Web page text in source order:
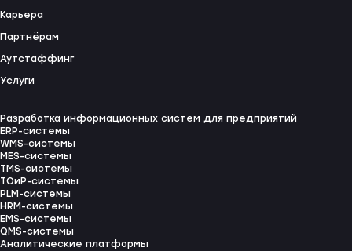
Карьера
Партнёрам
Аутстаффинг
Услуги
Разработка информационных систем для предприятий
ERP-системы
WMS-системы
MES-системы
TMS-системы
ТОиР-системы
PLM-системы
HRM-системы
EMS-системы
QMS-системы
Аналитические платформы